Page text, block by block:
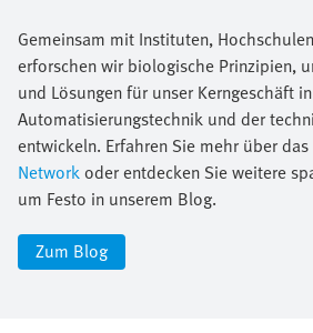
Gemeinsam mit Instituten,
erforschen wir biologische Prinzipien,
und Lösungen für unser Kerngeschäft
Automatisierungstechnik und der
entwickeln. Erfahren Sie mehr über das
Networkoder entdecken Sie weitere
um Festo in unserem Blog.
Zum Blog